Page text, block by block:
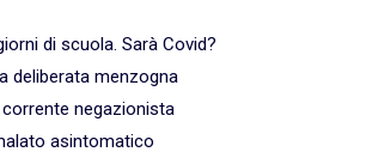
di scuola. Sarà Covid?
deliberata menzogna
negazionista
asintomatico